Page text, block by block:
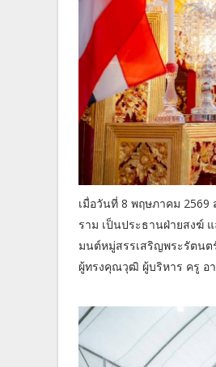
เมื่อวันที่ 8 พฤษภาคม
ราม เป็นประธานฝ่ายสงฆ์
มนต์หมู่สรรเสริญพระรัตนต
ผู้ทรงคุณวุฒิ ผู้บริหาร ครู อ